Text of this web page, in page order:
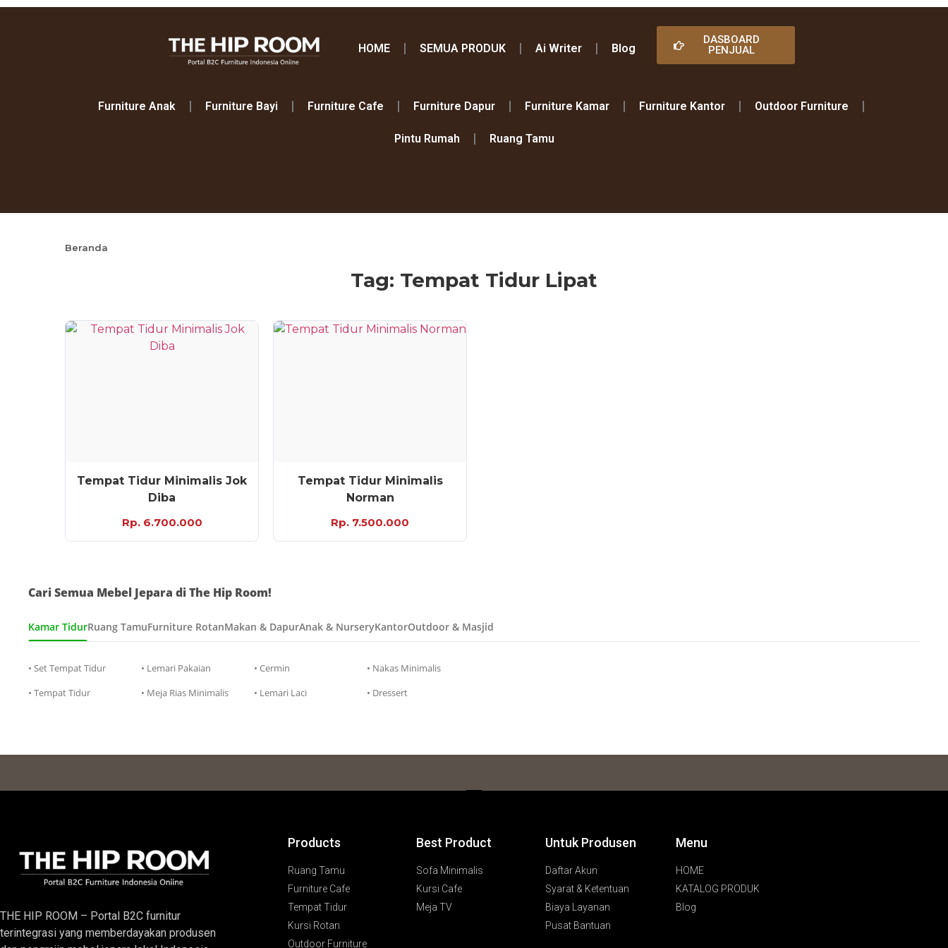
HOME SEMUA PRODUK Ai Writer Blog
DASBOARD
PENJUAL
Furniture Anak Furniture Bayi Furniture Cafe Furniture Dapur Furniture Kamar Furniture Kantor Outdoor Furniture
Pintu Rumah Ruang Tamu
Beranda
Tag: Tempat Tidur Lipat
Tempat Tidur Minimalis Jok
Diba
Rp. 6.700.000
Tempat Tidur Minimalis
Norman
Rp. 7.500.000
Cari Semua Mebel Jepara di The Hip Room!
Kamar TidurRuang TamuFurniture RotanMakan & DapurAnak & NurseryKantorOutdoor & Masjid
• Set Tempat Tidur
• Tempat Tidur
• Lemari Pakaian
• Meja Rias Minimalis
• Cermin
• Lemari Laci
• Nakas Minimalis
• Dressert
THE HIP ROOM – Portal B2C furnitur
terintegrasi yang memberdayakan produsen
Products
Ruang Tamu
Furniture Cafe
Tempat Tidur
Kursi Rotan
Outdoor Furniture
Best Product
Sofa Minimalis
Kursi Cafe
Meja TV
Untuk Produsen
Daftar Akun
Syarat & Ketentuan
Biaya Layanan
Pusat Bantuan
Menu
HOME
KATALOG PRODUK
Blog